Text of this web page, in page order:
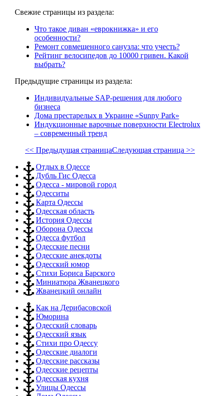
Свежие страницы из раздела:
Что такое диван «еврокнижка» и его
особенности?
Ремонт совмещенного санузла: что учесть?
Рейтинг велосипедов до 10000 гривен. Какой
выбрать?
Предыдущие страницы из раздела:
Индивидуальные SAP-решения для любого
бизнеса
Дома престарелых в Украине «Sunny Park»
Индукционные варочные поверхности Electrolux
– современный тренд
<< Предыдущая страницаСледующая страница >>
Отдых в Одессе
Дубль Гис Одесса
Одесса - мировой город
Одесситы
Карта Одессы
Одесская область
История Одессы
Оборона Одессы
Одесса футбол
Одесские песни
Одесские анекдоты
Одесский юмор
Стихи Бориса Барского
Миниатюра Жванецкого
Жванецкий онлайн
Как на Дерибасовской
Юморина
Одесский словарь
Одесский язык
Стихи про Одессу
Одесские диалоги
Одесские рассказы
Одесские рецепты
Одесская кухня
Улицы Одессы